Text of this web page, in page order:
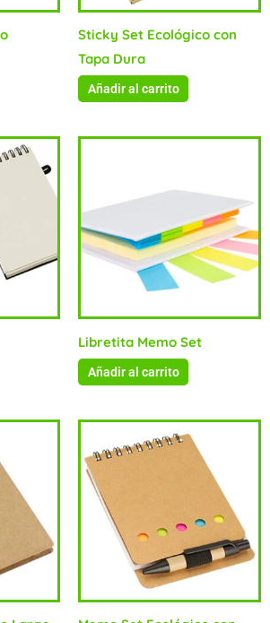
Sticky Set Ecológico con
Tapa Dura
Añadir al carrito
Libretita Memo Set
Añadir al carrito